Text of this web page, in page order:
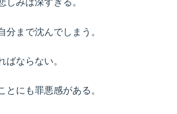
しみは深すぎる。
分まで沈んでしまう。
ばならない。
とにも罪悪感がある。